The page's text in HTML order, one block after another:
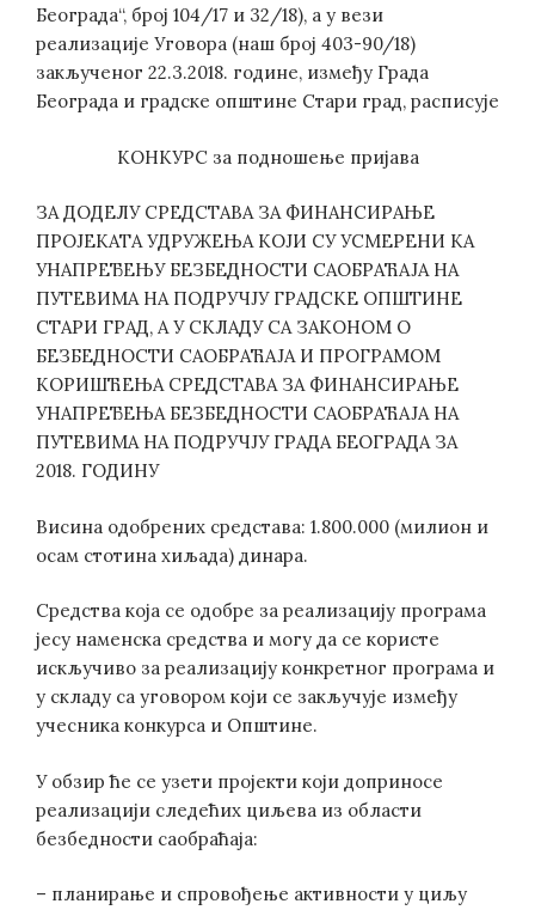
Београда“, број 104/17 и 32/18), а у вези
реализације Уговора (наш број 403-90/18)
закљученог 22.3.2018. године, између Града
Београда и градске општине Стари град, расписује
КОНКУРС за подношење пријава
ЗА ДОДЕЛУ СРЕДСТАВА ЗА ФИНАНСИРАЊЕ
ПРОЈЕКАТА УДРУЖЕЊА КОЈИ СУ УСМЕРЕНИ КА
УНАПРЕЂЕЊУ БЕЗБЕДНОСТИ САОБРАЋАЈА НА
ПУТЕВИМА НА ПОДРУЧЈУ ГРАДСКЕ ОПШТИНЕ
СТАРИ ГРАД, А У СКЛАДУ СА ЗАКОНОМ О
БЕЗБЕДНОСТИ САОБРАЋАЈА И ПРОГРАМОМ
КОРИШЋЕЊА СРЕДСТАВА ЗА ФИНАНСИРАЊЕ
УНАПРЕЂЕЊА БЕЗБЕДНОСТИ САОБРАЋАЈА НА
ПУТЕВИМА НА ПОДРУЧЈУ ГРАДА БЕОГРАДА ЗА
2018. ГОДИНУ
Висина одобрених средстава: 1.800.000 (милион и
осам стотина хиљада) динара.
Средства која се одобре за реализацију програма
јесу наменска средства и могу да се користе
искључиво за реализацију конкретног програма и
у складу са уговором који се закључује између
учесника конкурса и Општине.
У обзир ће се узети пројекти који доприносе
реализацији следећих циљева из области
безбедности саобраћаја:
– планирање и спровођење активности у циљу